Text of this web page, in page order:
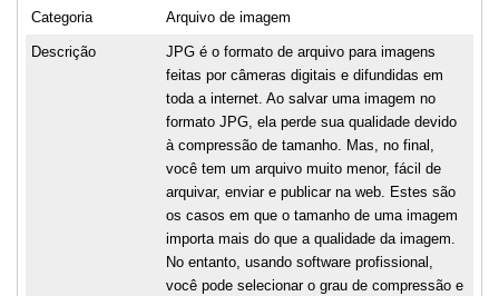
Categoria Arquivo de imagem
Descrição
JPG é o formato de arquivo para imagens
feitas por câmeras digitais e difundidas em
toda a internet. Ao salvar uma imagem no
formato JPG, ela perde sua qualidade devido
à compressão de tamanho. Mas, no final,
você tem um arquivo muito menor, fácil de
arquivar, enviar e publicar na web. Estes são
os casos em que o tamanho de uma imagem
importa mais do que a qualidade da imagem.
No entanto, usando software profissional,
você pode selecionar o grau de compressão e